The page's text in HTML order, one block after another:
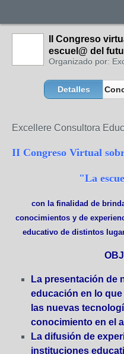
II Congreso
escuel@ del
Organizado por:
Detalles
Excellere Consultora
II Congreso Virtual
"La
con la finalidad de
conocimientos y de
educativo de distintos
La presentación de
educación en lo
las nuevas
conocimiento en el
La difusión de
instituciones